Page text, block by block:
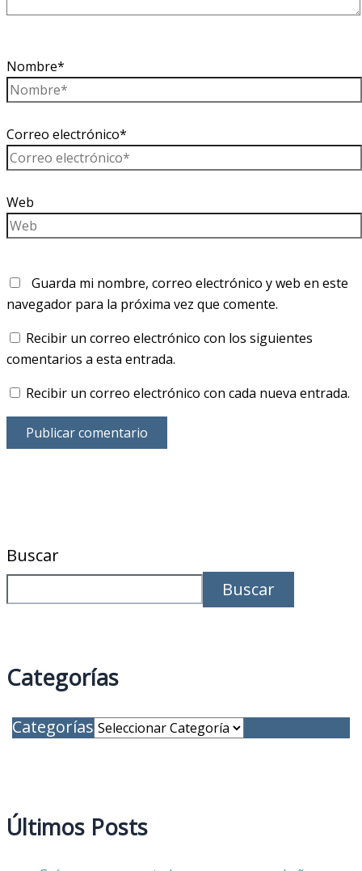
Nombre*
Correo electrónico*
Web
Guarda mi nombre, correo electrónico y web en este
navegador para la próxima vez que comente.
Recibir un correo electrónico con los siguientes
comentarios a esta entrada.
Recibir un correo electrónico con cada nueva entrada.
Buscar
Buscar
Categorías
Categorías
Últimos Posts